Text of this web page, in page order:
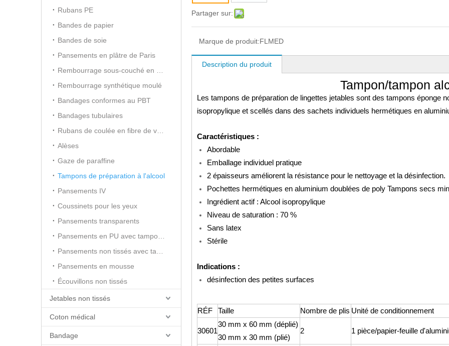
Rubans PE
Bandes de papier
Bandes de soie
Pansements en plâtre de Paris
Rembourrage synthétique moulé
Bandages conformes au PBT
Bandages tubulaires
Alèses
Gaze de paraffine
Tampons de préparation à l'alcool
Pansements IV
Coussinets pour les yeux
Pansements transparents
Pansements en mousse
Écouvillons non tissés
Jetables non tissés
Coton médical
Bandage
Partager sur:
Marque de produit:FLMED
Description du produit
Tampon/tampon
Les tampons de préparation de lingettes jetables sont des tampons éponge
isopropylique et scellés dans des sachets individuels hermétiques en
Caractéristiques :
Abordable
Emballage individuel pratique
2 épaisseurs améliorent la résistance pour le nettoyage et la désinfection.
Pochettes hermétiques en aluminium doublées de poly Tampons secs
Ingrédient actif : Alcool isopropylique
Niveau de saturation : 70 %
Sans latex
Stérile
Indications :
désinfection des petites surfaces
RÉF Taille Nombre de plis Unité de conditionnement
30601
30 mm x 60 mm (déplié)
30 mm x 30 mm (plié)
2 1 pièce/papier-feuille